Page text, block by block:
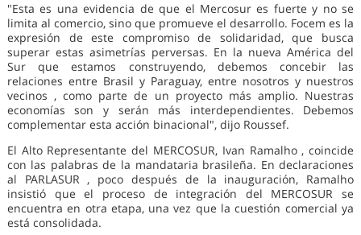
"Esta es una evidencia de que el Mercosur es fuerte y no se
limita al comercio, sino que promueve el desarrollo. Focem es la
expresión de este compromiso de solidaridad, que busca
superar estas asimetrías perversas. En la nueva América del
Sur que estamos construyendo, debemos concebir las
relaciones entre Brasil y Paraguay, entre nosotros y nuestros
vecinos , como parte de un proyecto más amplio. Nuestras
economías son y serán más interdependientes. Debemos
complementar esta acción binacional", dijo Roussef.
El Alto Representante del MERCOSUR, Ivan Ramalho , coincide
con las palabras de la mandataria brasileña. En declaraciones
al PARLASUR , poco después de la inauguración, Ramalho
insistió que el proceso de integración del MERCOSUR se
encuentra en otra etapa, una vez que la cuestión comercial ya
está consolidada.